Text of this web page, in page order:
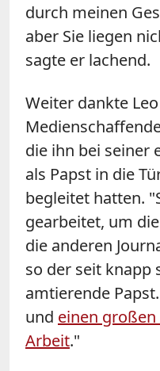
durch meinen
aber Sie liegen
sagte er lachend.
Weiter dankte
die ihn bei seiner
als Papst in die
begleitet hatten.
gearbeitet, um
die anderen
so der seit knapp
amtierende
und einen
Arbeit."